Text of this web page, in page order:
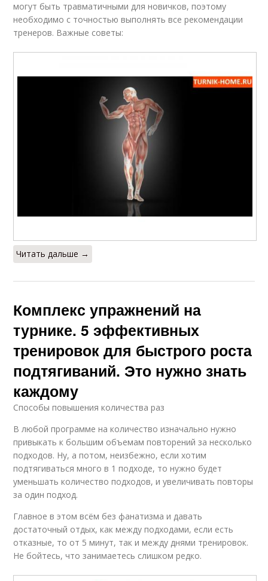
могут быть травматичными для новичков, поэтому
необходимо с точностью выполнять все рекомендации
тренеров. Важные советы:
Читать дальше →
Комплекс упражнений на
турнике. 5 эффективных
тренировок для быстрого роста
подтягиваний. Это нужно знать
каждому
Способы повышения количества раз
В любой программе на количество изначально нужно
привыкать к большим объемам повторений за несколько
подходов. Ну, а потом, неизбежно, если хотим
подтягиваться много в 1 подходе, то нужно будет
уменьшать количество подходов, и увеличивать повторы
за один подход.
Главное в этом всём без фанатизма и давать
достаточный отдых, как между подходами, если есть
отказные, то от 5 минут, так и между днями тренировок.
Не бойтесь, что занимаетесь слишком редко.